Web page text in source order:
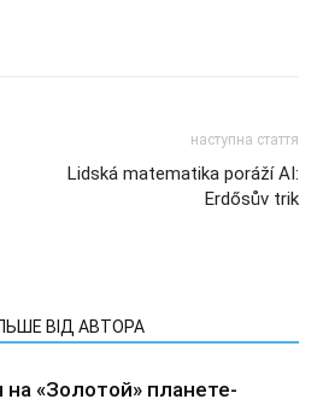
наступна стаття
Lidská matematika poráží AI:
Erdősův trik
ВІД АВТОРА
на «Золотой» планете-